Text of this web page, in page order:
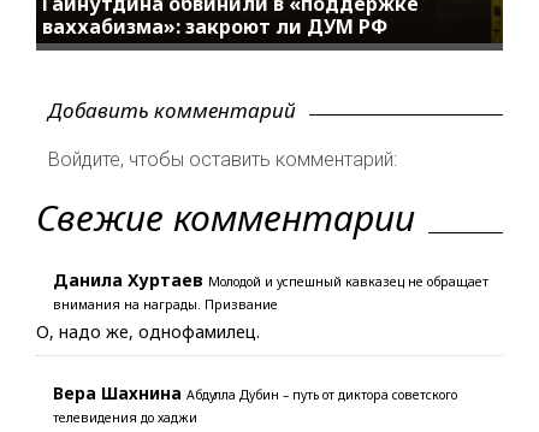
ваххабизма»: закроют ли ДУМ РФ
Добавить комментарий
Войдите, чтобы оставить комментарий:
Свежие комментарии
Данила Хуртаев Молодой и успешный кавказец не обращает
внимания на награды. Призвание
О, надо же, однофамилец.
Вера Шахнина Абдулла Дубин – путь от диктора советского
телевидения до хаджи